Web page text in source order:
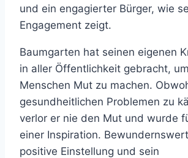
und ein engagierter Bürger, wie
Engagement zeigt.
Baumgarten hat seinen eigenen
in aller Öffentlichkeit gebracht,
Menschen Mut zu machen.
gesundheitlichen Problemen zu
verlor er nie den Mut und wurde
einer Inspiration.
positive Einstellung und sein